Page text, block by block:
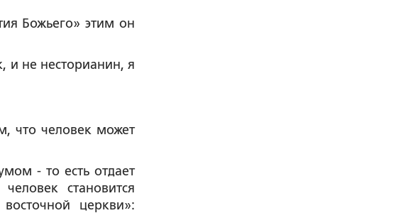
Божьего» этим он
не несторианин, я
что человек может
- то есть отдает
становится
церкви»: